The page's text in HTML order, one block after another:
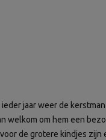
jaar weer de
welkom om hem een
de grotere kindjes zijn